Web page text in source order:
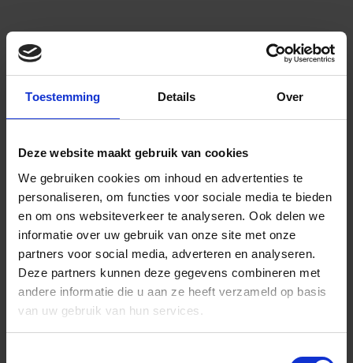
Toestemming Details Over
Deze website maakt gebruik van cookies
We gebruiken cookies om inhoud en advertenties te
personaliseren, om functies voor sociale media te bieden
en om ons websiteverkeer te analyseren. Ook delen we
informatie over uw gebruik van onze site met onze
partners voor social media, adverteren en analyseren.
Deze partners kunnen deze gegevens combineren met
andere informatie die u aan ze heeft verzameld op basis
van uw gebruik van hun services.